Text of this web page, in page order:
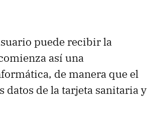
puede recibir la
así una
de manera que el
datos de la tarjeta sanitaria y